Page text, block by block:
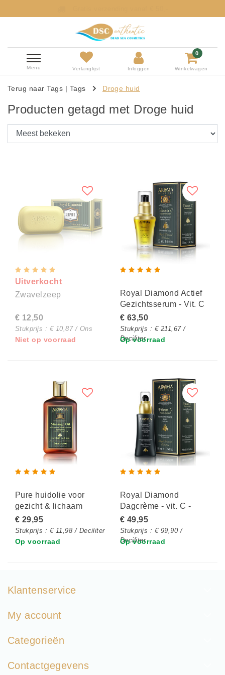
Menu Verlanglijst Inloggen
0
Winkelwagen
Terug naar Tags | Tags Droge huid
Producten getagd met Droge huid
Uitverkocht
Zwavelzeep
€ 12,50
Stukprijs : € 10,87 / Ons
Niet op voorraad
Royal Diamond Actief
Gezichtsserum - Vit. C
€ 63,50
Stukprijs : € 211,67 /
Deciliter
Op voorraad
Pure huidolie voor
gezicht & lichaam
€ 29,95
Stukprijs : € 11,98 / Deciliter
Op voorraad
Royal Diamond
Dagcrème - vit. C -
Droge huid
€ 49,95
Stukprijs : € 99,90 /
Deciliter
Op voorraad
Klantenservice
My account
Categorieën
Contactgegevens